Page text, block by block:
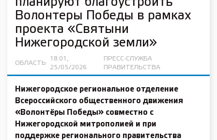
планируют благоустроить
Волонтеры Победы в рамках
проекта «Святыни
Нижегородской земли»
ОБЛАСТЬ
18:01,
25/05/2026
ПРЕСС-СЛУЖБА
ПРАВИТЕЛЬСТВА
Нижегородское региональное отделение
Всероссийского общественного движения
«Волонтёры Победы» совместно с
Нижегородской митрополией и при
поддержке регионального правительства